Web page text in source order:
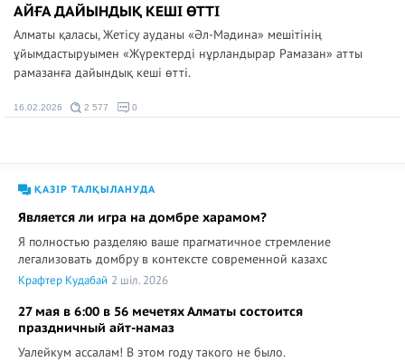
АЙҒА ДАЙЫНДЫҚ КЕШІ ӨТТІ
Алматы қаласы, Жетісу ауданы «Әл-Мәдина» мешітінің
ұйымдастыруымен «Жүректерді нұрландырар Рамазан» атты
рамазанға дайындық кеші өтті.
16.02.2026 2 577 0
ҚАЗІР ТАЛҚЫЛАНУДА
Является ли игра на домбре харамом?
Я полностью разделяю ваше прагматичное стремление
легализовать домбру в контексте современной казахс
Крафтер Кудабай 2 шіл. 2026
27 мая в 6:00 в 56 мечетях Алматы состоится
праздничный айт-намаз
Уалейкум ассалам! В этом году такого не было.